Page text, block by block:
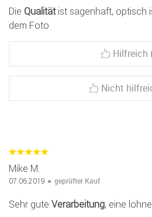
Die Qualitätist sagenhaft, optisch
dem Foto
Hilfreich
Nicht
Mike M.
07.06.2019 geprüfter Kauf
Sehr gute Verarbeitung, eine